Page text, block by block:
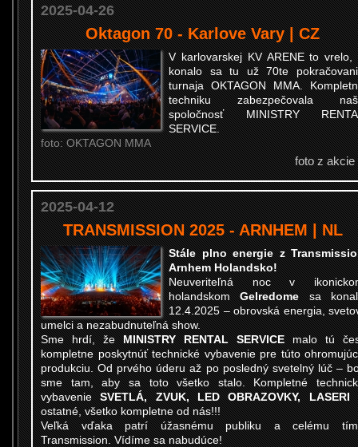
2025-04-26
Oktagon 70 - Karlove Vary | CZ
V karlovarskej KV ARENE to vrelo,
konalo sa tu už 70te
turnaja OKTAGON MMA.
techniku zabezpečovala
spoločnosť MINISTRY
SERVICE.
foto: OKTAGON MMA
foto z akcie
2025-04-12
TRANSMISSION 2025 - ARNHEM | NL
Stále plno energie z
Arnhem Holandsko!
Neuveriteľná noc v
holandskomGelredomesa
12.4.2025 – obrovská energia,
umelci a nezabudnuteľná show.
Sme hrdí, žeMINISTRY RENTAL SERVICEmalo tú
kompletne poskytnúť technické vybavenie pre túto
produkciu. Od prvého úderu až po posledný svetelný lúč –
sme tam, aby sa toto všetko stalo. Kompletné
vybavenieSVETLÁ, ZVUK, LED OBRAZOVKY, LASERI
ostatné, všetko kompletne od nás!!!
Veľká vďaka patrí úžasnému publiku a celému
Transmission. Vídíme sa nabudúce!